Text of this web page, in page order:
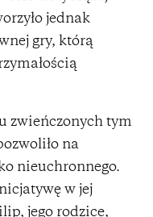
jednak
gry, którą
zwieńczonych tym
na
nieuchronnego.
w jej
jego rodzice,